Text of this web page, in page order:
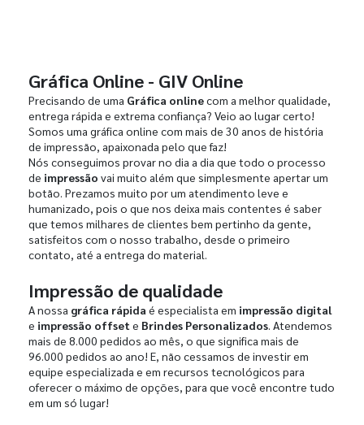
Gráfica Online - GIV Online
Precisando de uma Gráfica onlinecom a melhor qualidade,
entrega rápida e extrema confiança? Veio ao lugar certo!
Somos uma gráfica online com mais de 30 anos de história
de impressão, apaixonada pelo que faz!
Nós conseguimos provar no dia a dia que todo o processo
de impressão vai muito além que simplesmente apertar um
botão. Prezamos muito por um atendimento leve e
humanizado, pois o que nos deixa mais contentes é saber
que temos milhares de clientes bem pertinho da gente,
satisfeitos com o nosso trabalho, desde o primeiro
contato, até a entrega do material.
Impressão de qualidade
A nossa gráfica rápida é especialista em impressão digital
e impressão offset e Brindes Personalizados. Atendemos
mais de 8.000 pedidos ao mês, o que significa mais de
96.000 pedidos ao ano! E, não cessamos de investir em
equipe especializada e em recursos tecnológicos para
oferecer o máximo de opções, para que você encontre tudo
em um só lugar!